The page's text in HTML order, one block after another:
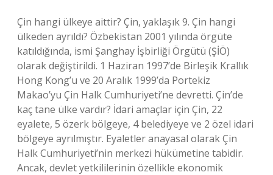
Çin hangi ülkeye aittir? Çin, yaklaşık 9. Çin hangi
ülkeden ayrıldı? Özbekistan 2001 yılında örgüte
katıldığında, ismi Şanghay İşbirliği Örgütü (ŞİÖ)
olarak değiştirildi. 1 Haziran 1997’de Birleşik Krallık
Hong Kong’u ve 20 Aralık 1999’da Portekiz
Makao’yu Çin Halk Cumhuriyeti’ne devretti. Çin’de
kaç tane ülke vardır? İdari amaçlar için Çin, 22
eyalete, 5 özerk bölgeye, 4 belediyeye ve 2 özel idari
bölgeye ayrılmıştır. Eyaletler anayasal olarak Çin
Halk Cumhuriyeti’nin merkezi hükümetine tabidir.
Ancak, devlet yetkililerinin özellikle ekonomik